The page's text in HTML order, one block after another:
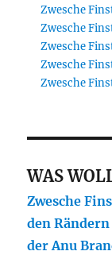
Zwesche
Zwesche
Zwesche
Zwesche
Zwesche
WAS
Zwesche
den
der Anu